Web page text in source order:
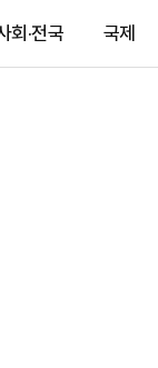
회·전국 국제